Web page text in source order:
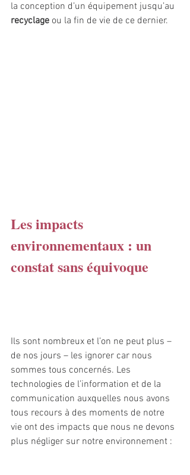
la conception d’un équipement jusqu’au
recyclage ou la fin de vie de ce dernier.
Les impacts
environnementaux : un
constat sans équivoque
Ils sont nombreux et l’on ne peut plus –
de nos jours – les ignorer car nous
sommes tous concernés. Les
technologies de l’information et de la
communication auxquelles nous avons
tous recours à des moments de notre
vie ont des impacts que nous ne devons
plus négliger sur notre environnement :